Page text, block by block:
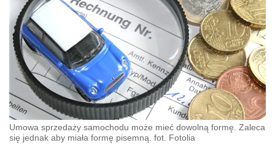
Umowa sprzedaży samochodu może mieć dowolną formę. Zaleca
się jednak aby miała formę pisemną. fot. Fotolia